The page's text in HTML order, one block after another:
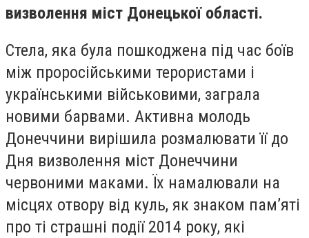
визволення міст Донецької області.
Стела, яка була пошкоджена під час боїв
між проросійськими терористами і
українськими військовими, заграла
новими барвами. Активна молодь
Донеччини вирішила розмалювати її до
Дня визволення міст Донеччини
червоними маками. Їх намалювали на
місцях отвору від куль, як знаком пам’яті
про ті страшні події 2014 року, які